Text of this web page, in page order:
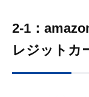
2-1：
レジットカ